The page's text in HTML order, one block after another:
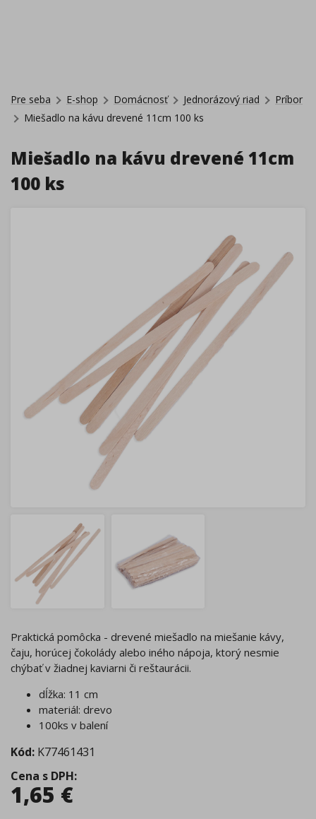
Pre seba E-shop Domácnosť Jednorázový riad
Príbor
Miešadlo na kávu drevené 11cm 100 ks
Miešadlo na kávu drevené 11cm
100 ks
Praktická pomôcka - drevené miešadlo na miešanie kávy,
čaju, horúcej čokolády alebo iného nápoja, ktorý nesmie
chýbať v žiadnej kaviarni či reštaurácii.
dĺžka: 11 cm
materiál: drevo
100ks v balení
Kód: K77461431
Cena s DPH:
1,65 €